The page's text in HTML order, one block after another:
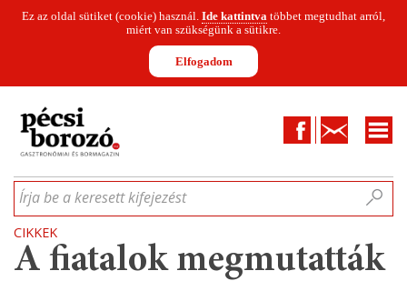
Ez az oldal sütiket (cookie) használ. Ide kattintva többet megtudhat arról,
miért van szükségünk a sütikre.
Elfogadom
FacebookKapcsolat
CIKKEKHÍREKINFOGRAFIKÁKMUNKATÁRSAKWINESOFA
Írja be a keresett kifejezést
CIKKEK
A fiatalok megmutatták